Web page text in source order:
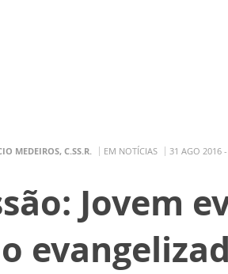
MEDEIROS, C.SS.R. EM NOTÍCIAS 31 AGO 2016
Jovem